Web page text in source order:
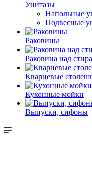
Унитазы
Напольные
Подвесные
Раковины
Раковина над
Кварцевые
Кухонные мойки
Выпуски, сифоны